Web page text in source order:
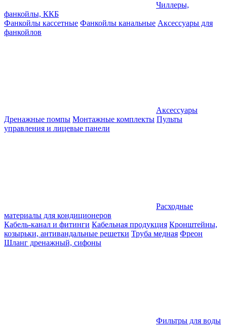
Чиллеры,
фанкойлы, ККБ
Фанкойлы кассетные Фанкойлы канальные Аксессуары для
фанкойлов
Аксессуары
Дренажные помпы Монтажные комплекты Пульты
управления и лицевые панели
Расходные
материалы для кондиционеров
Кабель-канал и фитинги Кабельная продукция Кронштейны,
козырьки, антивандальные решетки Труба медная Фреон
Шланг дренажный, сифоны
Фильтры для воды